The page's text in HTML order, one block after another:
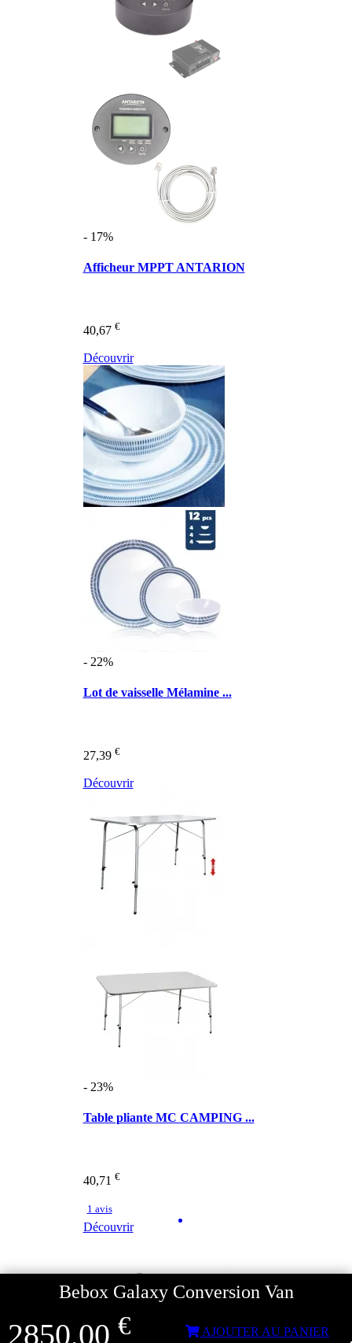
- 17%
Afficheur MPPT ANTARION
40,67 €
Découvrir
- 22%
Lot de vaisselle Mélamine ...
27,39 €
Découvrir
- 23%
Table pliante MC CAMPING ...
40,71 €
1 avis
Découvrir
Bebox Galaxy Conversion Van
2850,00 € AJOUTER AU PANIER